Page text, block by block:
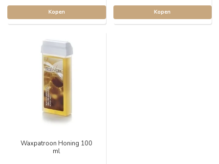
Kopen Kopen
Waxpatroon Honing 100
ml